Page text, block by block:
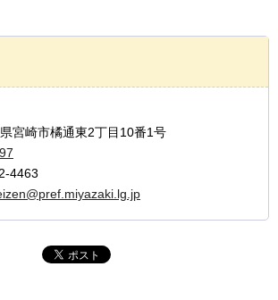
宮崎市橘通東2丁目10番1号
4463